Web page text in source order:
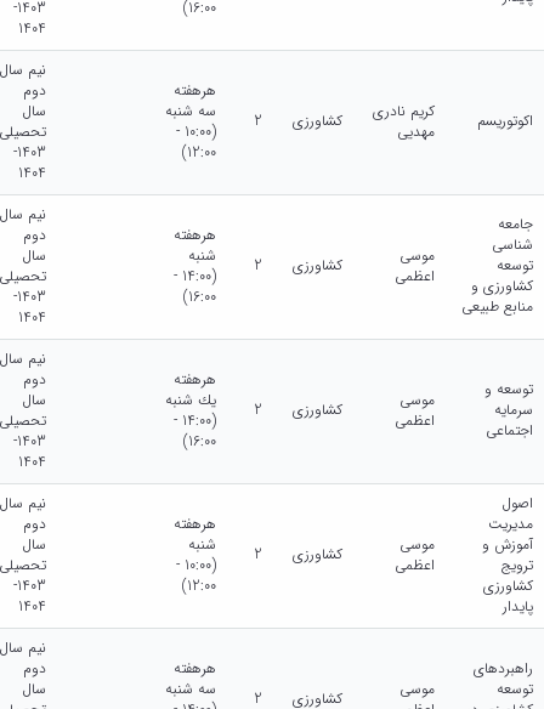
16:00)
1403-
1404
اکوتوریسم
کریم نادری
مهدیی
کشاورزی 2
هرهفته
سه شنبه
(10:00 -
12:00)
نیم سال
دوم
سال
تحصیلی
1403-
1404
جامعه
شناسی
توسعه
کشاورزی و
منابع طبیعی
موسی
اعظمی
کشاورزی 2
هرهفته
شنبه
(14:00 -
16:00)
نیم سال
دوم
سال
تحصیلی
1403-
1404
توسعه و
سرمایه
اجتماعی
موسی
اعظمی
کشاورزی 2
هرهفته
يك شنبه
(14:00 -
16:00)
نیم سال
دوم
سال
تحصیلی
1403-
1404
اصول
مدیریت
آموزش و
ترویج
کشاورزی
پایدار
موسی
اعظمی
کشاورزی 2
هرهفته
شنبه
(10:00 -
12:00)
نیم سال
دوم
سال
تحصیلی
1403-
1404
راهبردهای
توسعه
موسی
کشاورزی 2
هرهفته
سه شنبه
نیم سال
دوم
سال